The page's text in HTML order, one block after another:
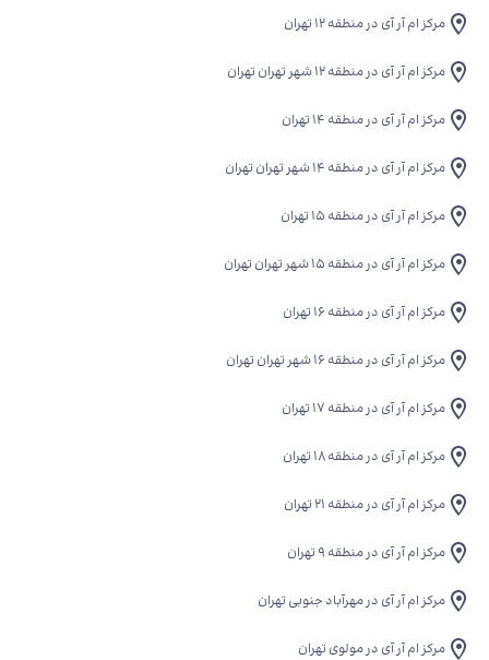
مرکز ام آر آی در منطقه 12 تهران
مرکز ام آر آی در منطقه ۱۲ شهر تهران تهران
مرکز ام آر آی در منطقه 14 تهران
مرکز ام آر آی در منطقه ۱۴ شهر تهران تهران
مرکز ام آر آی در منطقه 15 تهران
مرکز ام آر آی در منطقه ۱۵ شهر تهران تهران
مرکز ام آر آی در منطقه 16 تهران
مرکز ام آر آی در منطقه ۱۶ شهر تهران تهران
مرکز ام آر آی در منطقه 17 تهران
مرکز ام آر آی در منطقه 18 تهران
مرکز ام آر آی در منطقه 21 تهران
مرکز ام آر آی در منطقه 9 تهران
مرکز ام آر آی در مهرآباد جنوبی تهران
مرکز ام آر آی در مولوی تهران